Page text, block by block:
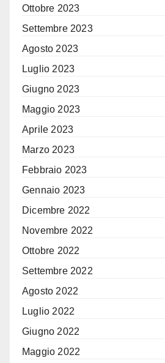
Ottobre 2023
Settembre 2023
Agosto 2023
Luglio 2023
Giugno 2023
Maggio 2023
Aprile 2023
Marzo 2023
Febbraio 2023
Gennaio 2023
Dicembre 2022
Novembre 2022
Ottobre 2022
Settembre 2022
Agosto 2022
Luglio 2022
Giugno 2022
Maggio 2022